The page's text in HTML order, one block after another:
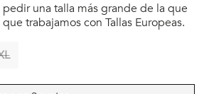
una talla más grande de la que
trabajamos con Tallas Europeas.